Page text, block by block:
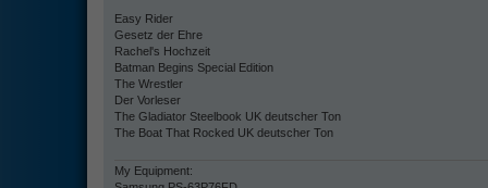
Easy Rider
Gesetz der Ehre
Rachel's Hochzeit
Batman Begins Special Edition
The Wrestler
Der Vorleser
The Gladiator Steelbook UK deutscher Ton
The Boat That Rocked UK deutscher Ton
My Equipment: